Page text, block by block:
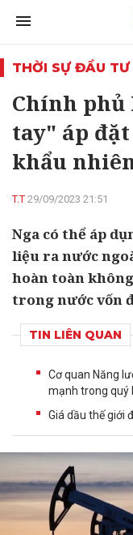
THỜI SỰ ĐẦU TƯ
Chính phủ
tay" áp
khẩu
T.T 29/09/2023 21:51
Nga có thể áp
liệu ra nước
hoàn toàn
trong nước vốn
TIN LIÊN QUAN
Cơ quan Năng
mạnh trong quý
Giá dầu thế giới